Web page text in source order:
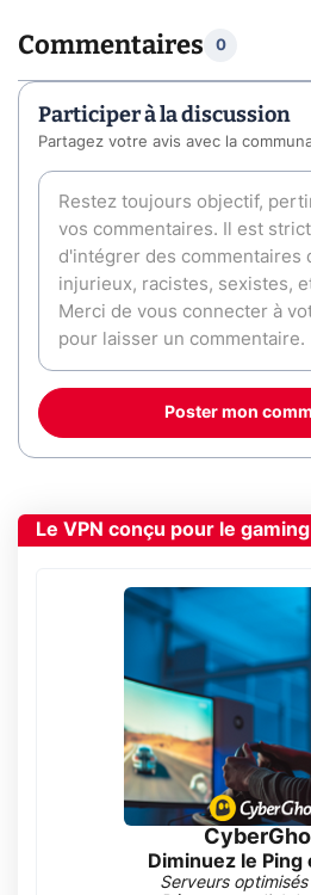
Commentaires 0
Participer à la discussion
Partagez votre avis avec la
Poster mon
Le VPN conçu pour le gaming
Diminuez le Ping
Serveurs